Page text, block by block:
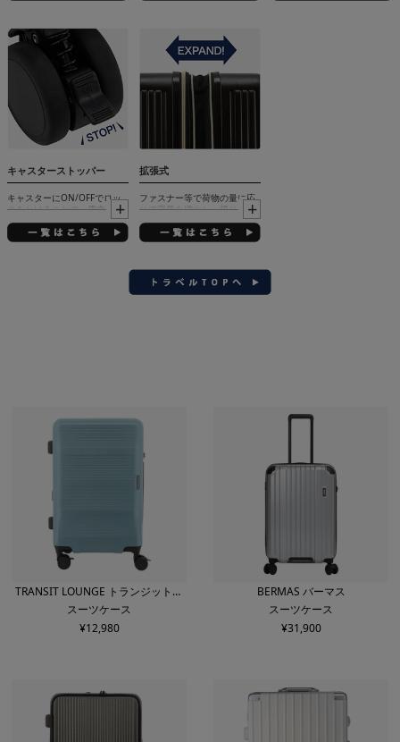
キャスターストッパー
キャスターにON/OFFでロッ
クをかけることで、電車内や
傾斜面でもスーツケースを固
定することが可能
拡張式
ファスナー等で荷物の量に応
じて容量を増やし、帰りに荷
物が増えた場合でもパッキン
グすることが可能
TRANSIT LOUNGE トランジットラ
ウンジ
スーツケース
¥12,980
BERMAS バーマス
スーツケース
¥31,900